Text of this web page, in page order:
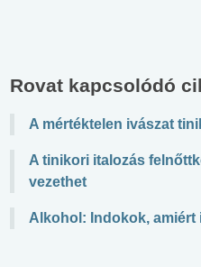
Rovat kapcsolódó
A mértéktelen ivászat
A tinikori italozás
vezethet
Alkohol: Indokok, amiért